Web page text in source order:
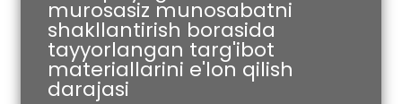
murosasiz munosabatni
shakllantirish borasida
tayyorlangan targ'ibot
materiallarini e'lon qilish
darajasi